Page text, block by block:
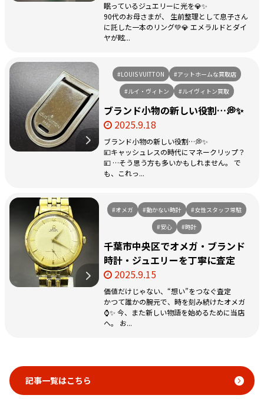
眠っているジュエリーに光を💎✨
90代のお母さまが、 生前整理として息子さん
に託した一本のリング💚💎 エメラルドとダイ
ヤが眩...
#LOUIS VUITTON
#アットホームな買取店
#ルイ・ヴィトン
#ルイヴィトン買取
ブランド小物の新しい役割…💭✨
2025.9.18
ブランド小物の新しい役割…💭✨
💴キャッシュレスの時代にマネークリップ？
💴 …そう思う方も多いかもしれません。 で
も、これっ...
#オメガ #動かない時計
#女性スタッフ常駐
#安心
#時計
千葉市中央区でオメガ・ブランド
時計・ジュエリーを丁寧に査定
2025.9.15
価値だけじゃない、“想い”をつなぐ査定
かつて誰かの腕元で、時を刻み続けたオメガ
⌚️✨ 今、また新しい物語を始めるために当店
へ。 お...
記事一覧はこちら